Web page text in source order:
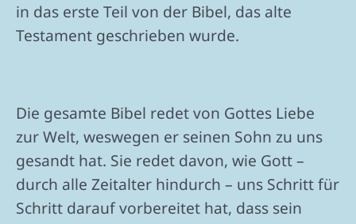
in das erste Teil von der Bibel, das alte
Testament geschrieben wurde.
Die gesamte Bibel redet von Gottes Liebe
zur Welt, weswegen er seinen Sohn zu uns
gesandt hat. Sie redet davon, wie Gott –
durch alle Zeitalter hindurch – uns Schritt für
Schritt darauf vorbereitet hat, dass sein